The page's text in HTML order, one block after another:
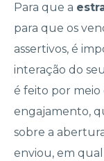
Para que a
para que os
assertivos, é
interação do
é feito por
engajamento,
sobre a
enviou, em